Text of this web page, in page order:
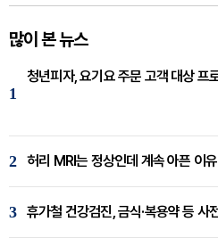
많이 본 뉴스
1
청년피자, 요기요 주문 고객 대상 프
2 허리 MRI는 정상인데 계속 아픈 이
3 휴가철 건강검진, 금식·복용약 등